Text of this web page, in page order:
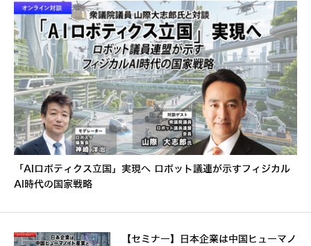
「AIロボティクス立国」実現へ ロボット議連が示すフィジカル
AI時代の国家戦略
【セミナー】日本企業は中国ヒューマノ